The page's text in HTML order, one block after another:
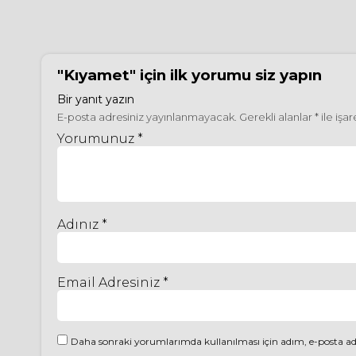
"Kıyamet" için ilk yorumu siz yapın
Bir yanıt yazın
E-posta adresiniz yayınlanmayacak. Gerekli alanlar* ile
Yorumunuz *
Adınız *
Email Adresiniz *
Daha sonraki yorumlarımda kullanılması için adım, e-posta